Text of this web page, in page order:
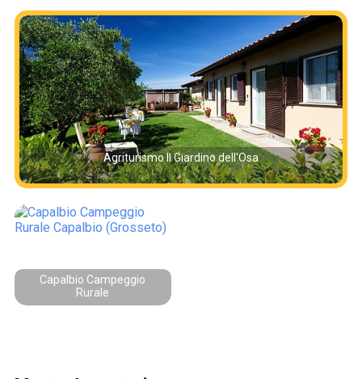
Agriturismo Il Giardino dell'Osa
Capalbio Campeggio
Rurale